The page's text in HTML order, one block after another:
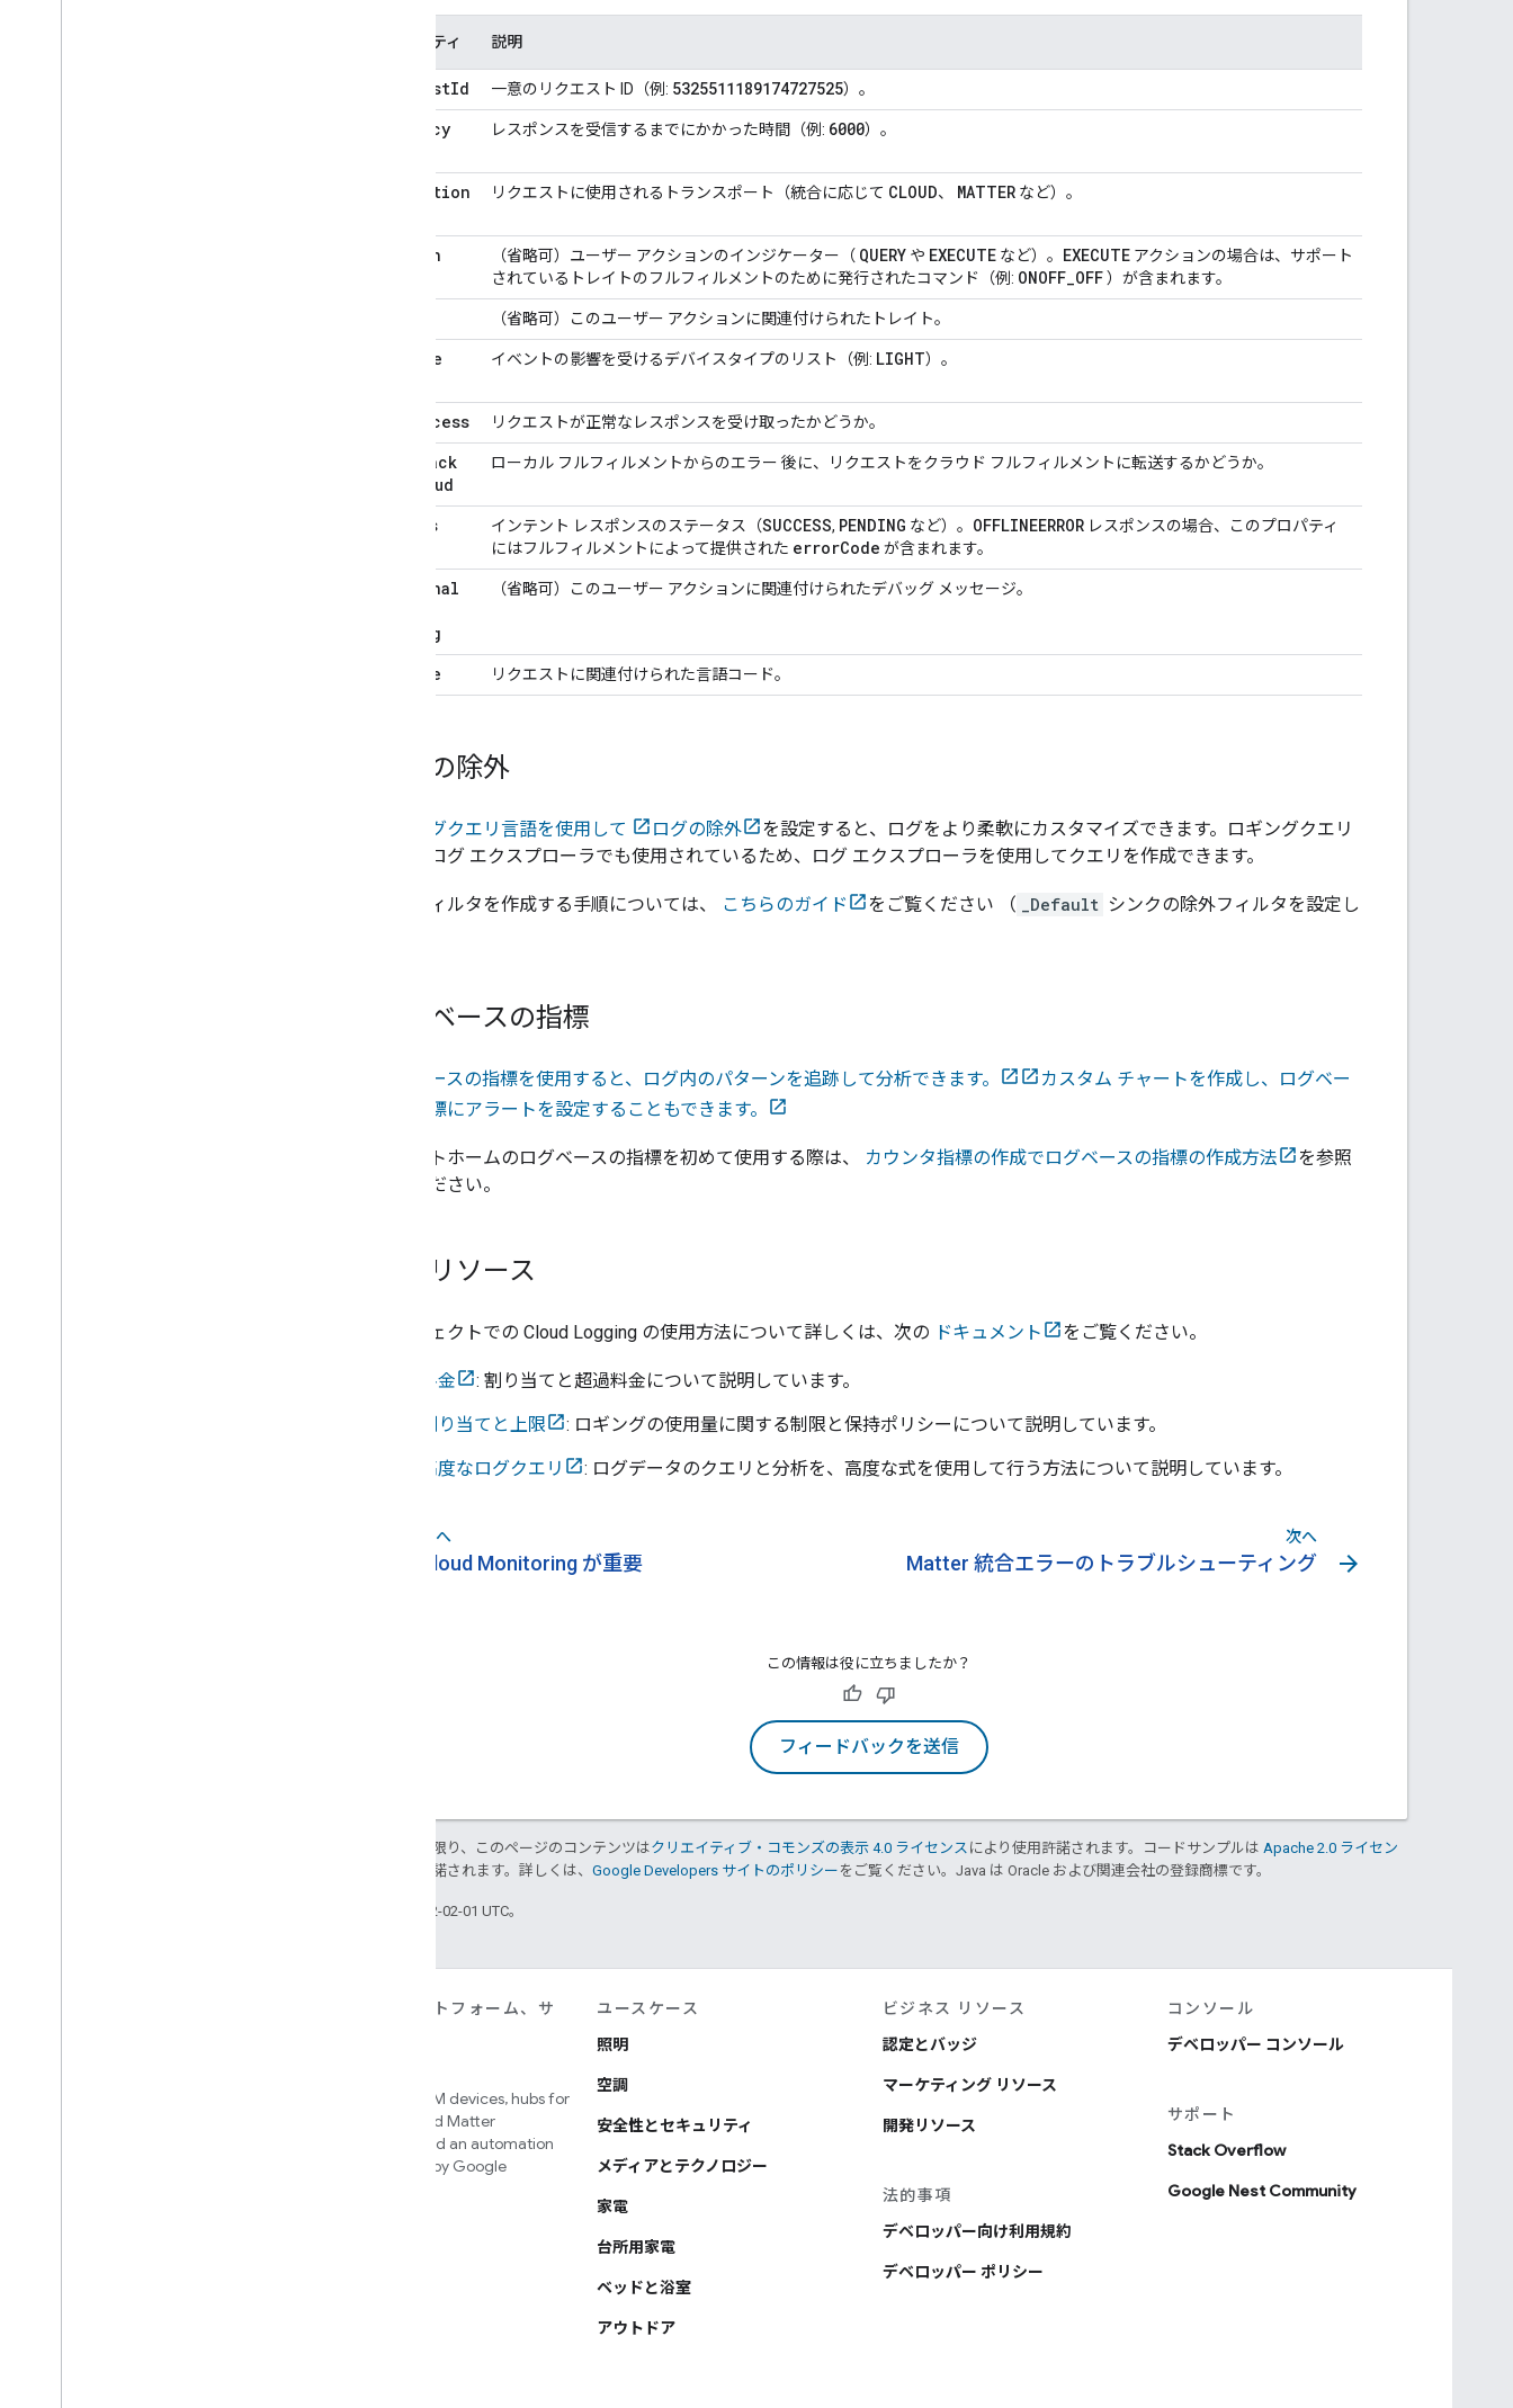
プロパティ 説明
requestId 一意のリクエスト ID（例: 5325511189174727525）。
latency
レスポンスを受信するまでにかかった時間（例: 6000）。
execution
リクエストに使用されるトランスポート（統合に応じて CLOUD、 MATTER など）。
action
（省略可）ユーザー アクションのインジケーター（ QUERY や EXECUTE など）。 EXECUTE アクションの場合は、サポート
されているトレイトのフルフィルメントのために発行されたコマンド（例: ONOFF_OFF ）が含まれます。
（省略可）このユーザー アクションに関連付けられたトレイト。
device
イベントの影響を受けるデバイスタイプのリスト（例: LIGHT）。
Success リクエストが正常なレスポンスを受け取ったかどうか。
fallback
Cloud
ローカル フルフィルメントからのエラー 後に、リクエストをクラウド フルフィルメントに転送するかどうか。
status
インテント レスポンスのステータス（SUCCESS, PENDING など）。 OFFLINEERROR レスポンスの場合、このプロパティ
にはフルフィルメントによって提供された errorCode が含まれます。
external
String
（省略可）このユーザー アクションに関連付けられたデバッグ メッセージ。
locale リクエストに関連付けられた言語コード。
ログの除外
ロギングクエリ言語を使用して ログの除外
を設定すると、ログをより柔軟にカスタマイズできます。ロギングクエリ
言語はログ エクスプローラでも使用されているため、ログ エクスプローラを使用してクエリを作成できます。
除外フィルタを作成する手順については、 こちらのガイド をご覧ください （ _Default シンクの除外フィルタを設定し
ログベースの指標
ログベースの指標を使用すると、ログ内のパターンを追跡して分析できます。
カスタム チャートを作成し、ログベー
スの指標にアラートを設定することもできます。
スマートホームのログベースの指標を初めて使用する際は、 カウンタ指標の作成でログベースの指標の作成方法
を参照
してください。
関連リソース
プロジェクトでの Cloud Logging の使用方法について詳しくは、次の ドキュメント をご覧ください。
料金 : 割り当てと超過料金について説明しています。
割り当てと上限 : ロギングの使用量に関する制限と保持ポリシーについて説明しています。
高度なログクエリ : ログデータのクエリと分析を、高度な式を使用して行う方法について説明しています。
前へ
Cloud Monitoring が重要
次へ
Matter 統合エラーのトラブルシューティング arrow_forward
この情報は役に立ちましたか？
フィードバックを送信
特に記載のない限り、このページのコンテンツはクリエイティブ・コモンズの表示 4.0 ライセンス により使用許諾されます。コードサンプルは Apache 2.0 ライセン
により使用許諾されます。詳しくは、 Google Developers サイトのポリシー をご覧ください。Java は Oracle および関連会社の登録商標です。
最終更新日 2022-02-01 UTC。
アプリ、プラットフォーム、サ
Access over 600M devices, hubs for
Google Home and Matter
infrastructure, and an automation
engine powered by Google
ユースケース
照明
空調
安全性とセキュリティ
メディアとテクノロジー
家電
台所用家電
ベッドと浴室
アウトドア
ビジネス リソース
認定とバッジ
マーケティング リソース
開発リソース
法的事項
デベロッパー向け利用規約
デベロッパー ポリシー
コンソール
デベロッパー コンソール
サポート
Stack Overflow
Google Nest Community